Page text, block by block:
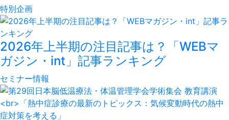
特別企画
2026年上半期の注目記事は？「WEBマ
ガジン・int」記事ランキング
セミナー情報